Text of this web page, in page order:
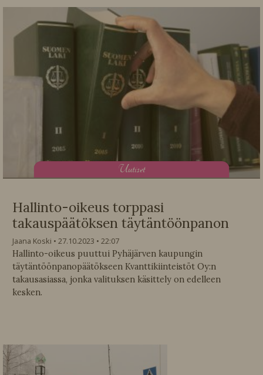
Uutiset
Hallinto-oikeus torppasi
takauspäätöksen täytäntöönpanon
Jaana Koski 27.10.2023
22:07
Hallinto-oikeus puuttui Pyhäjärven kaupungin
täytäntöönpanopäätökseen Kvanttikiinteistöt Oy:n
takausasiassa, jonka valituksen käsittely on edelleen
kesken.